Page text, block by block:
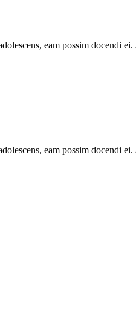
eam possim docendi ei.
eam possim docendi ei.